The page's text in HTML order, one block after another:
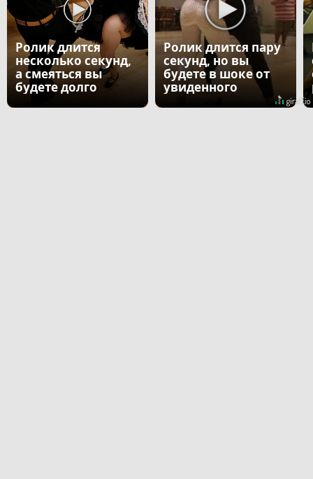
Ролик длится
несколько секунд,
а смеяться вы
будете долго
Ролик длится пару
секунд, но вы
будете в шоке от
увиденного